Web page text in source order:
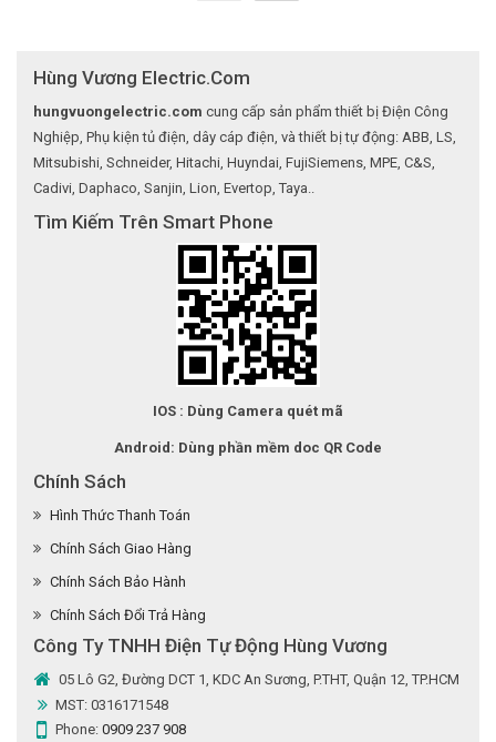
Hùng Vương Electric.Com
hungvuongelectric.com cung cấp sản phẩm thiết bị Điện Công
Nghiệp, Phụ kiện tủ điện, dây cáp điện, và thiết bị tự động: ABB, LS,
Mitsubishi, Schneider, Hitachi, Huyndai, FujiSiemens, MPE, C&S,
Cadivi, Daphaco, Sanjin, Lion, Evertop, Taya..
Tìm Kiếm Trên Smart Phone
IOS : Dùng Camera quét mã
Android: Dùng phần mềm doc QR Code
Chính Sách
Hình Thức Thanh Toán
Chính Sách Giao Hàng
Chính Sách Bảo Hành
Chính Sách Đổi Trả Hàng
Công Ty TNHH Điện Tự Động Hùng Vương
05 Lô G2, Đường DCT 1, KDC An Sương, P.THT, Quận 12, TP.HCM
MST: 0316171548
Phone: 0909 237 908